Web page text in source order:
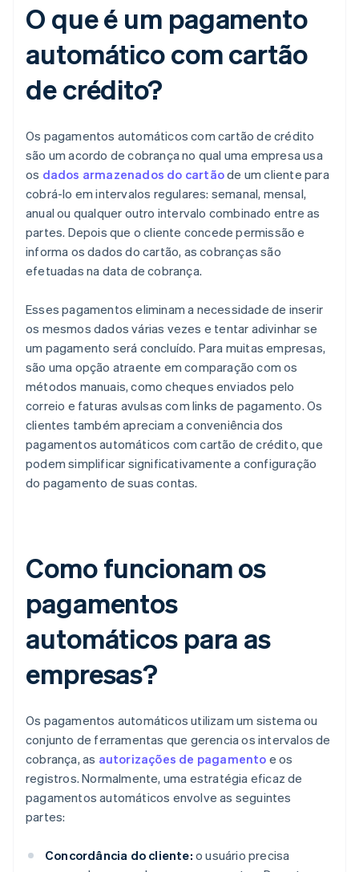
O que é um pagamento
automático com cartão
de crédito?
Os pagamentos automáticos com cartão de crédito
são um acordo de cobrança no qual uma empresa usa
os dados armazenados do cartãode um cliente para
cobrá-lo em intervalos regulares: semanal, mensal,
anual ou qualquer outro intervalo combinado entre as
partes. Depois que o cliente concede permissão e
informa os dados do cartão, as cobranças são
efetuadas na data de cobrança.
Esses pagamentos eliminam a necessidade de inserir
os mesmos dados várias vezes e tentar adivinhar se
um pagamento será concluído. Para muitas empresas,
são uma opção atraente em comparação com os
métodos manuais, como cheques enviados pelo
correio e faturas avulsas com links de pagamento. Os
clientes também apreciam a conveniência dos
pagamentos automáticos com cartão de crédito, que
podem simplificar significativamente a configuração
do pagamento de suas contas.
Como funcionam os
pagamentos
automáticos para as
empresas?
Os pagamentos automáticos utilizam um sistema ou
conjunto de ferramentas que gerencia os intervalos de
cobrança, as autorizações de pagamento e os
registros. Normalmente, uma estratégia eficaz de
pagamentos automáticos envolve as seguintes
partes:
Concordância do cliente: o usuário precisa